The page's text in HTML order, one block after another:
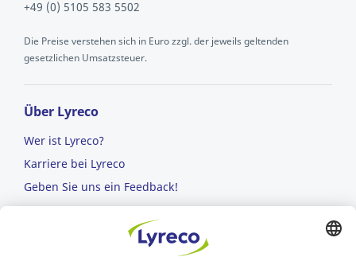
+49 (0) 5105 583 5502
Die Preise verstehen sich in Euro zzgl. der jeweils geltenden
gesetzlichen Umsatzsteuer.
Über Lyreco
Wer ist Lyreco?
Karriere bei Lyreco
Geben Sie uns ein Feedback!
AGB
Nutzungsbedingungen